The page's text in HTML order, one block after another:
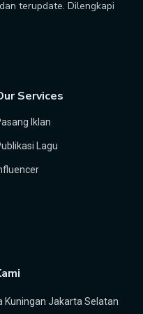
terupdate. Dilengkapi
Services
Iklan
Lagu
Kuningan Jakarta Selatan